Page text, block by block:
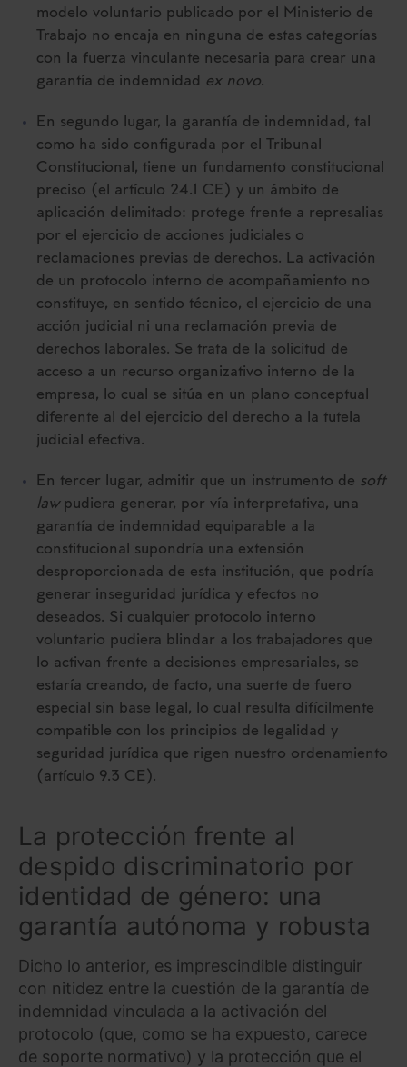
modelo voluntario publicado por el Ministerio de
Trabajo no encaja en ninguna de estas categorías
con la fuerza vinculante necesaria para crear una
garantía de indemnidad ex novo.
En segundo lugar, la garantía de indemnidad, tal
como ha sido configurada por el Tribunal
Constitucional, tiene un fundamento constitucional
preciso (el artículo 24.1 CE) y un ámbito de
aplicación delimitado: protege frente a represalias
por el ejercicio de acciones judiciales o
reclamaciones previas de derechos. La activación
de un protocolo interno de acompañamiento no
constituye, en sentido técnico, el ejercicio de una
acción judicial ni una reclamación previa de
derechos laborales. Se trata de la solicitud de
acceso a un recurso organizativo interno de la
empresa, lo cual se sitúa en un plano conceptual
diferente al del ejercicio del derecho a la tutela
judicial efectiva.
En tercer lugar, admitir que un instrumento de soft
lawpudiera generar, por vía interpretativa, una
garantía de indemnidad equiparable a la
constitucional supondría una extensión
desproporcionada de esta institución, que podría
generar inseguridad jurídica y efectos no
deseados. Si cualquier protocolo interno
voluntario pudiera blindar a los trabajadores que
lo activan frente a decisiones empresariales, se
estaría creando, de facto, una suerte de fuero
especial sin base legal, lo cual resulta difícilmente
compatible con los principios de legalidad y
seguridad jurídica que rigen nuestro ordenamiento
(artículo 9.3 CE).
La protección frente al
despido discriminatorio por
identidad de género: una
garantía autónoma y robusta
Dicho lo anterior, es imprescindible distinguir
con nitidez entre la cuestión de la garantía de
indemnidad vinculada a la activación del
protocolo (que, como se ha expuesto, carece
de soporte normativo) y la protección que el